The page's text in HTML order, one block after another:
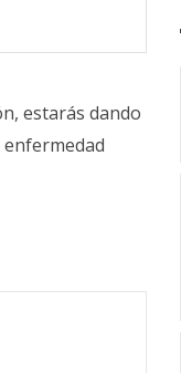
estarás dando